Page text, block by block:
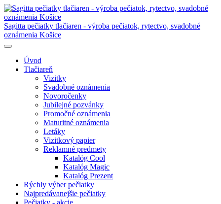
Sagitta pečiatky tlačiaren - výroba pečiatok, rytectvo, svadobné
oznámenia Košice
Úvod
Tlačiareň
Vizitky
Svadobné oznámenia
Novoročenky
Jubilejné pozvánky
Promočné oznámenia
Maturitné oznámenia
Letáky
Vizitkový papier
Reklamné predmety
Katalóg Cool
Katalóg Magic
Katalóg Prezent
Rýchly výber pečiatky
Najpredávanejšie pečiatky
Pečiatky - akcie